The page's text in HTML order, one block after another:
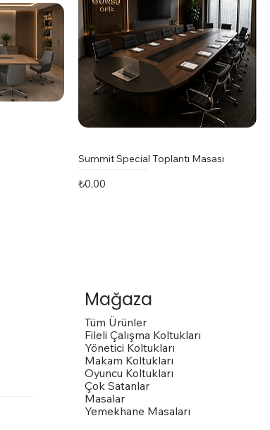
Summit Special Toplantı Masası
Fiyat
₺0,00
Mağaza
Tüm Ürünler
Fileli Çalışma Koltukları
Yönetici Koltukları
Makam Koltukları
Oyuncu Koltukları
Çok Satanlar
Masalar
Yemekhane Masaları